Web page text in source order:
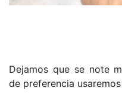
Dejamos que se note
de preferencia